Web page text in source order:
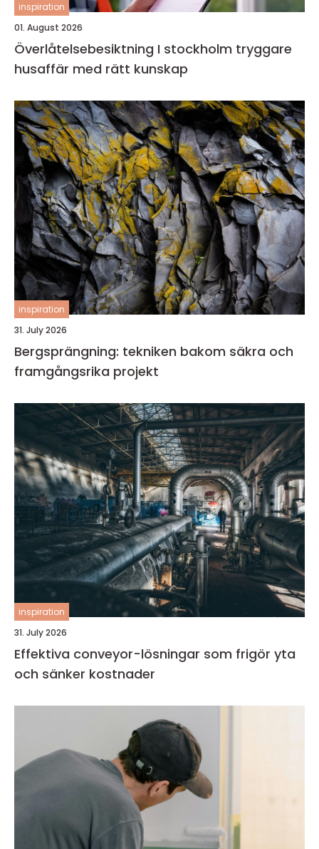
inspiration
01. August 2026
Överlåtelsebesiktning I stockholm tryggare
husaffär med rätt kunskap
inspiration
31. July 2026
Bergsprängning: tekniken bakom säkra och
framgångsrika projekt
inspiration
31. July 2026
Effektiva conveyor-lösningar som frigör yta
och sänker kostnader